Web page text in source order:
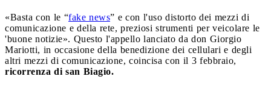
«Basta con le “fake news” e con l'uso distorto dei mezzi di
comunicazione e della rete, preziosi strumenti per veicolare le
'buone notizie». Questo l'appello lanciato da don Giorgio
Mariotti, in occasione della benedizione dei cellulari e degli
altri mezzi di comunicazione, coincisa con il 3 febbraio,
ricorrenza di san Biagio.